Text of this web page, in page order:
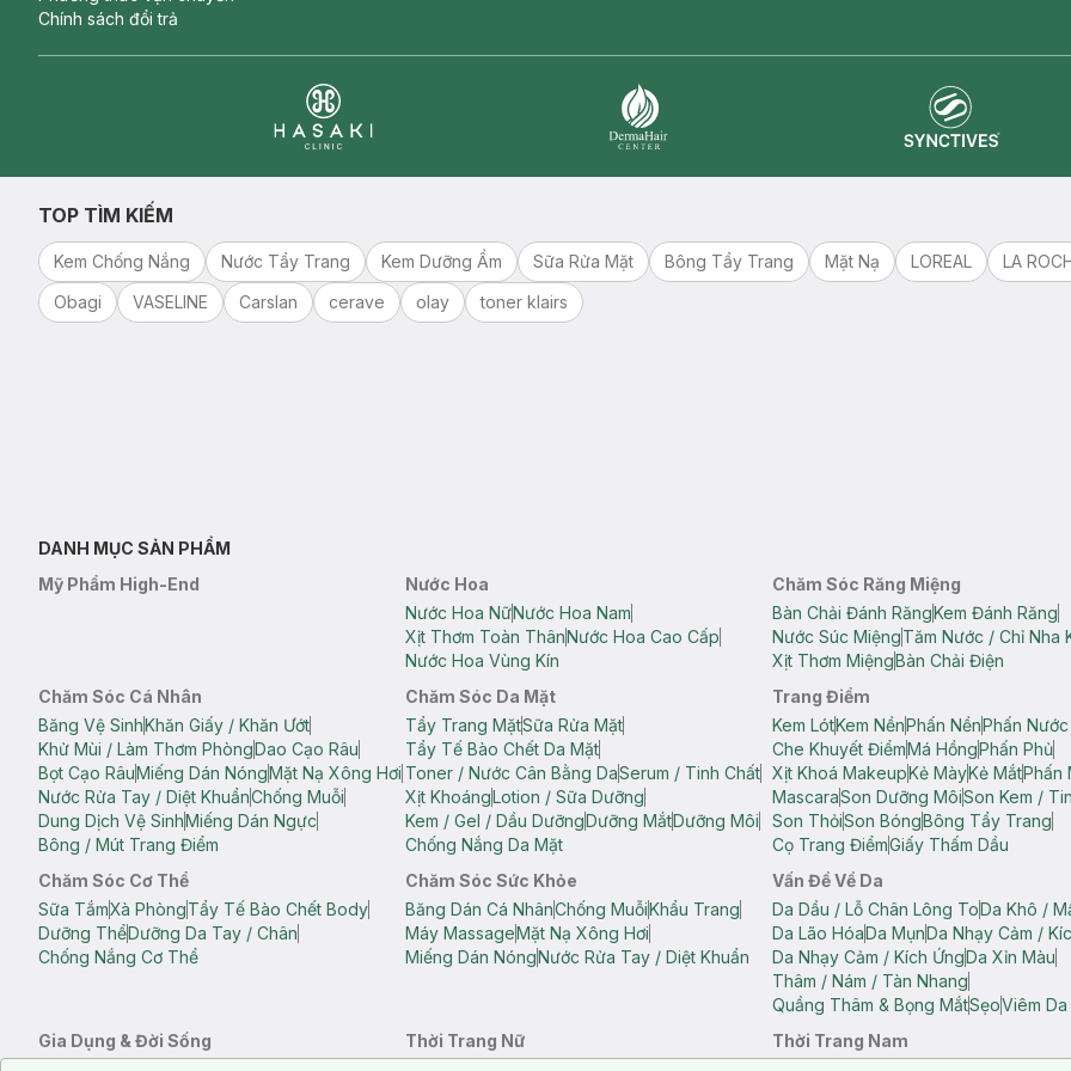
Chính sách đổi trả
TOP TÌM KIẾM
Kem Chống Nắng Nước Tẩy Trang Kem Dưỡng Ẩm Sữa Rửa Mặt Bông Tẩy Trang Mặt Nạ LOREAL
LA
Obagi
VASELINE Carslan cerave olay toner klairs
DANH MỤC SẢN PHẨM
Mỹ Phẩm High-End
Nước Hoa
Nước Hoa NữNước Hoa Nam
Xịt Thơm Toàn ThânNước Hoa Cao Cấp
Nước Hoa Vùng Kín
Chăm Sóc Răng Miệng
Bàn Chải Đánh RăngKem Đánh Răng
Nước Súc MiệngTăm Nước / Chỉ Nha
Xịt Thơm MiệngBàn Chải Điện
Chăm Sóc Cá Nhân
Băng Vệ SinhKhăn Giấy / Khăn Ướt
Khử Mùi / Làm Thơm PhòngDao Cạo Râu
Bọt Cạo RâuMiếng Dán NóngMặt Nạ Xông Hơi
Nước Rửa Tay / Diệt KhuẩnChống Muỗi
Dung Dịch Vệ SinhMiếng Dán Ngực
Bông / Mút Trang Điểm
Chăm Sóc Da Mặt
Tẩy Trang MặtSữa Rửa Mặt
Tẩy Tế Bào Chết Da Mặt
Toner / Nước Cân Bằng DaSerum / Tinh Chất
Xịt KhoángLotion / Sữa Dưỡng
Kem / Gel / Dầu DưỡngDưỡng MắtDưỡng Môi
Chống Nắng Da Mặt
Trang Điểm
Kem LótKem NềnPhấn NềnPhấn
Che Khuyết ĐiểmMá HồngPhấn Phủ
Xịt Khoá MakeupKẻ MàyKẻ MắtPhấn
MascaraSon Dưỡng MôiSon Kem /
Son ThỏiSon BóngBông Tẩy Trang
Cọ Trang ĐiểmGiấy Thấm Dầu
Chăm Sóc Cơ Thể
Sữa TắmXà PhòngTẩy Tế Bào Chết Body
Dưỡng ThểDưỡng Da Tay / Chân
Chống Nắng Cơ Thể
Chăm Sóc Sức Khỏe
Băng Dán Cá NhânChống MuỗiKhẩu Trang
Máy MassageMặt Nạ Xông Hơi
Miếng Dán NóngNước Rửa Tay / Diệt Khuẩn
Vấn Đề Về Da
Da Dầu / Lỗ Chân Lông ToDa Khô /
Da Lão HóaDa MụnDa Nhạy Cảm /
Da Nhạy Cảm / Kích ỨngDa Xỉn Màu
Thâm / Nám / Tàn Nhang
Quầng Thâm & Bọng MắtSẹoViêm
Gia Dụng & Đời Sống
Thời Trang Nữ
Thời Trang Nam